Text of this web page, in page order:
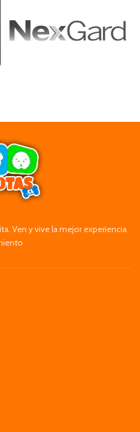
Ven y vive la mejor experiencia